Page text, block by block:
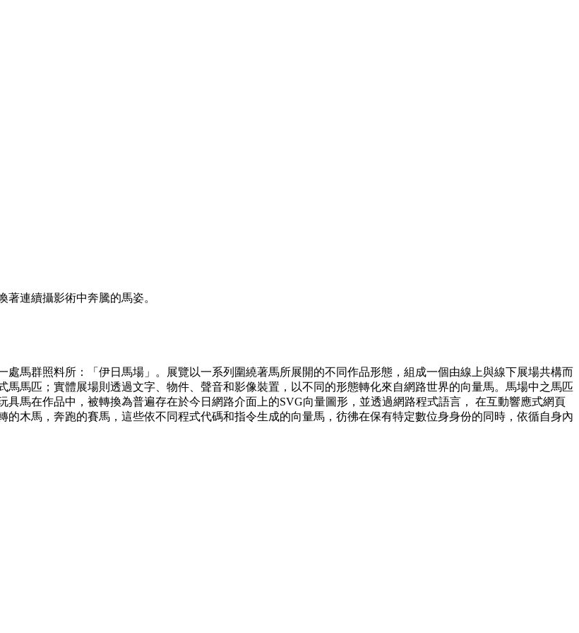
連續攝影術中奔騰的馬姿。
⾺群照料所：「伊⽇馬場」。展覽以⼀系列圍繞著⾺所展開的不同作品形態，組成⼀個由線上與線下展場共構⽽
馬匹；實體展場則透過⽂字、物件、聲⾳和影像裝置，以不同的形態轉化來⾃網路世界的向量⾺。⾺場中之⾺匹
⾺在作品中，被轉換為普遍存在於今⽇網路介⾯上的SVG向量圖形，並透過網路程式語⾔， 在互動響應式網頁
的⽊馬，奔跑的賽⾺，這些依不同程式代碼和指令⽣成的向量⾺，彷彿在保有特定數位⾝身份的同時，依循⾃⾝內